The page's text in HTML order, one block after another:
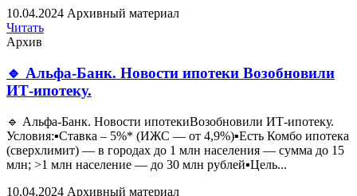
10.04.2024 Архивный материал
Читать
Архив
🔹 Альфа-Банк. Новости ипотеки Возобновили
ИТ-ипотеку.
🔹 Альфа-Банк. Новости ипотекиВозобновили ИТ-ипотеку.
Условия:▪️Ставка – 5%* (ИЖС — от 4,9%)▪️Есть Комбо ипотека
(сверхлимит) — в городах до 1 млн населения — сумма до 15
млн; >1 млн население — до 30 млн рублей▪️Цель...
10.04.2024 Архивный материал